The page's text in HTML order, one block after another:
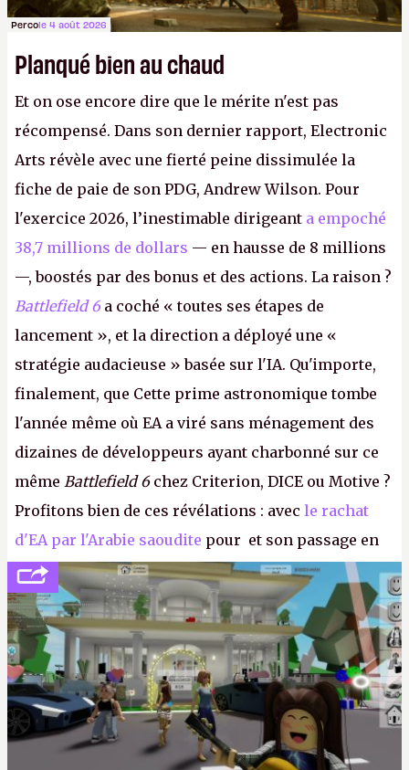
Percole 4 août 2026
Planqué bien au chaud
Et on ose encore dire que le mérite n'est pas
récompensé. Dans son dernier rapport, Electronic
Arts révèle avec une fierté peine dissimulée la
fiche de paie de son PDG, Andrew Wilson. Pour
l'exercice 2026, l’inestimable dirigeant a empoché
38,7 millions de dollars — en hausse de 8 millions
—, boostés par des bonus et des actions. La raison ?
Battlefield 6 a coché « toutes ses étapes de
lancement », et la direction a déployé une «
stratégie audacieuse » basée sur l'IA. Qu'importe,
finalement, que Cette prime astronomique tombe
l'année même où EA a viré sans ménagement des
dizaines de développeurs ayant charbonné sur ce
même Battlefield 6chez Criterion, DICE ou Motive ?
Profitons bien de ces révélations : avec le rachat
d'EA par l'Arabie saoudite pour et son passage en
société privée, l'éditeur n'aura bientôt plus
l'obligation de publier ses bilans. Encore une
victoire pour la transparence.P.